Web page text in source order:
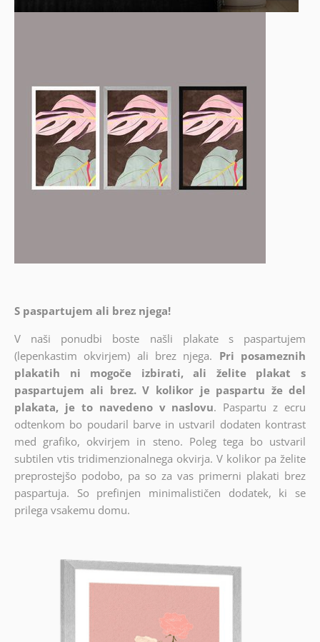
S paspartujem ali brez njega!
V naši ponudbi boste našli plakate s paspartujem
(lepenkastim okvirjem) ali brez njega. Pri posameznih
plakatih ni mogoče izbirati, ali želite plakat s
paspartujem ali brez. V kolikor je paspartu že del
plakata, je to navedeno v naslovu. Paspartu z ecru
odtenkom bo poudaril barve in ustvaril dodaten kontrast
med grafiko, okvirjem in steno. Poleg tega bo ustvaril
subtilen vtis tridimenzionalnega okvirja. V kolikor pa želite
preprostejšo podobo, pa so za vas primerni plakati brez
paspartuja. So prefinjen minimalističen dodatek, ki se
prilega vsakemu domu.